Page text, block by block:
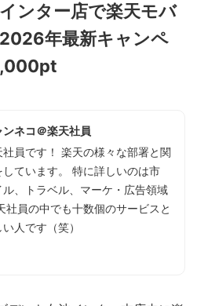
ンター店で楽天モバ
年最新キャンペ
ンネコ＠楽天社員
員です！ 楽天の様々な部署と関
しています。 特に詳しいのは市
、トラベル、マーケ・広告領域
社員の中でも十数個のサービスと
人です（笑）